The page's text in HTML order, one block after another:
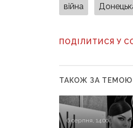
війна
ПОДІЛИТИСЯ У
ТАКОЖ ЗА ТЕМОЮ
6 серпня, 14:00